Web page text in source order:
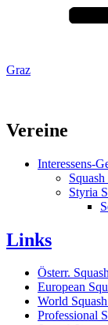
Graz
Vereine
Interessens-
Styria
Links
Österr.
European
World
Professional